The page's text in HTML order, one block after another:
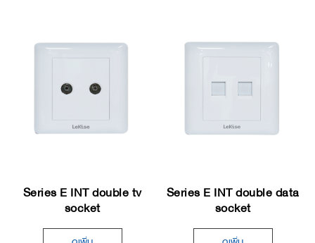
Series E INT double tv
socket
Series E INT double data
socket